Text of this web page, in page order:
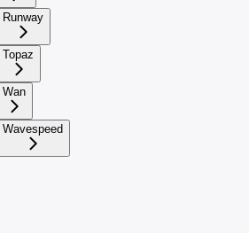
Runway
Topaz
Wan
Wavespeed